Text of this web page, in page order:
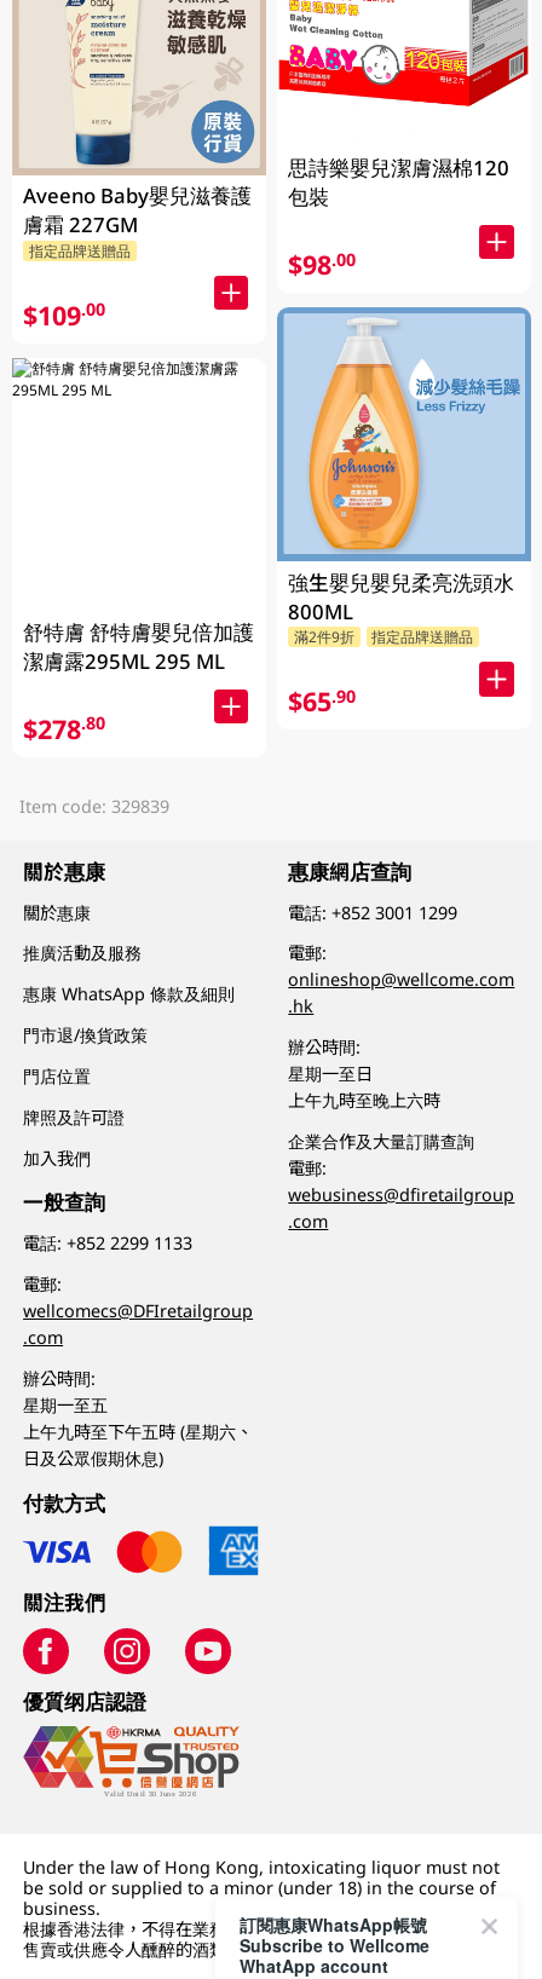
Aveeno Baby嬰兒滋養護
膚霜 227GM
指定品牌送贈品
$109.00
舒特膚 舒特膚嬰兒倍加護
潔膚露295ML 295 ML
$278.80
思詩樂嬰兒潔膚濕棉120
包裝
$98.00
強生嬰兒嬰兒柔亮洗頭水
800ML
滿2件9折 指定品牌送贈品
$65.90
Item code: 329839
關於惠康
關於惠康
推廣活動及服務
惠康 WhatsApp 條款及細則
門市退/換貨政策
門店位置
牌照及許可證
加入我們
一般查詢
電話:+852 2299 1133
電郵:
wellcomecs@DFIretailgroup
.com
辦公時間:
星期一至五
上午九時至下午五時 (星期六、
日及公眾假期休息)
惠康網店查詢
電話:+852 3001 1299
電郵:
onlineshop@wellcome.com
.hk
辦公時間:
星期一至日
上午九時至晚上六時
企業合作及大量訂購查詢
電郵:
webusiness@dfiretailgroup
.com
付款方式
關注我們
優質纲店認證
Under the law of Hong Kong, intoxicating liquor must not
be sold or supplied to a minor (under 18) in the course of
business.
根據香港法律，不得在業務過程中，向未成年人 (18 歲以下人士)
售賣或供應令人醺醉的酒類。
訂閱惠康WhatsApp帳號
Subscribe to Wellcome
WhatApp account